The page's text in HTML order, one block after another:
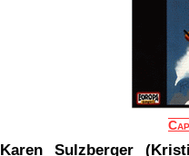
Karen Sulzberger